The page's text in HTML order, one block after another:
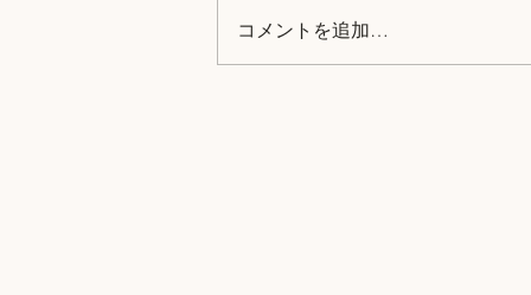
コメントを追加…